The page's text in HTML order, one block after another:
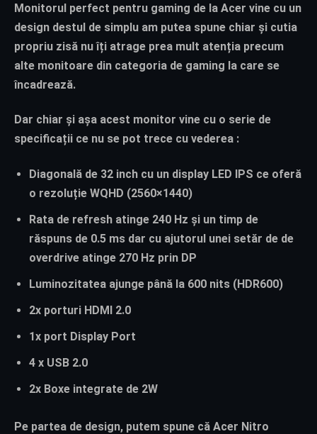
Monitorul perfect pentru gaming de la Acer vine cu un
design destul de simplu am putea spune chiar și cutia
propriu zisă nu îți atrage prea mult atenția precum
alte monitoare din categoria de gaming la care se
încadrează.
Dar chiar și așa acest monitor vine cu o serie de
specificații ce nu se pot trece cu vederea :
Diagonală de 32 inch cu un display LED IPS ce oferă
o rezoluție WQHD (2560×1440)
Rata de refresh atinge 240 Hz și un timp de
răspuns de 0.5 ms dar cu ajutorul unei setăr de de
overdrive atinge 270 Hz prin DP
Luminozitatea ajunge până la 600 nits (HDR600)
2x porturi HDMI 2.0
1x port Display Port
4 x USB 2.0
2x Boxe integrate de 2W
Pe partea de design, putem spune că Acer Nitro